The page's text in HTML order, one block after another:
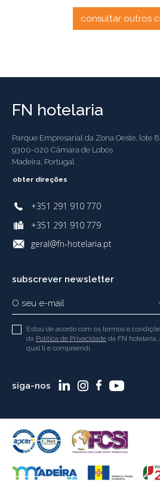
consultar outros
FN hotelaria
Parque Empresarial da Zona Oeste, lote
9300-020 Câmara de Lobos
Madeira, Portugal
obter direções
+351 291 910 770
+351 291 910 779
geral@fn-hotelaria.pt
subscrever newsletter
Estou de acordo com os termos e
da Política de Privacidade da FN hotelaria,
qual li e compreendi.
siga-nos